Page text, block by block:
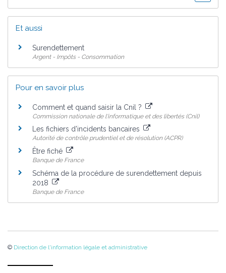
Et aussi
Surendettement
Argent - Impôts - Consommation
Pour en savoir plus
Comment et quand saisir la Cnil ?
Commission nationale de l'informatique et des libertés (Cnil)
Les fichiers d'incidents bancaires
Autorité de contrôle prudentiel et de résolution (ACPR)
Être fiché
Banque de France
Schéma de la procédure de surendettement depuis
2018
Banque de France
© Direction de l'information légale et administrative